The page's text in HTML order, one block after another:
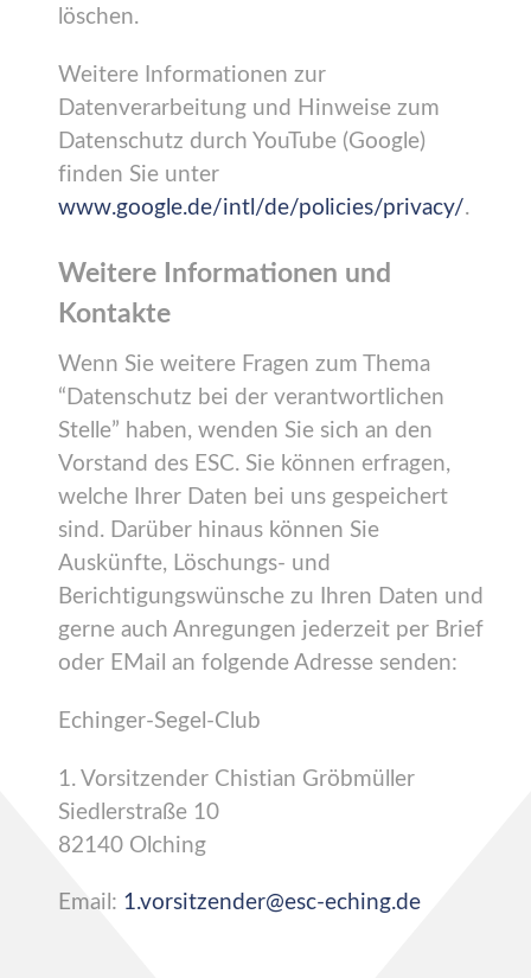
löschen.
Weitere Informationen zur
Datenverarbeitung und Hinweise zum
Datenschutz durch YouTube (Google)
finden Sie unter
www.google.de/intl/de/policies/privacy/.
Weitere Informationen und
Kontakte
Wenn Sie weitere Fragen zum Thema
“Datenschutz bei der verantwortlichen
Stelle” haben, wenden Sie sich an den
Vorstand des ESC. Sie können erfragen,
welche Ihrer Daten bei uns gespeichert
sind. Darüber hinaus können Sie
Auskünfte, Löschungs- und
Berichtigungswünsche zu Ihren Daten und
gerne auch Anregungen jederzeit per Brief
oder EMail an folgende Adresse senden:
Echinger-Segel-Club
1. Vorsitzender Chistian Gröbmüller
Siedlerstraße 10
82140 Olching
Email: 1.vorsitzender@esc-eching.de